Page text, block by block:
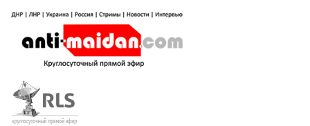
содержимому
Антимайдан: Гражданская война
на Украине
гражданской войне на Украине, включая события в Новороссии, ДНР,
ЛНР и других регионах.